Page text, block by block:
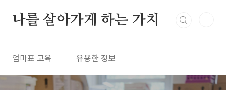
나를 살아가게 하는 가치
엄마표 교육 유용한 정보